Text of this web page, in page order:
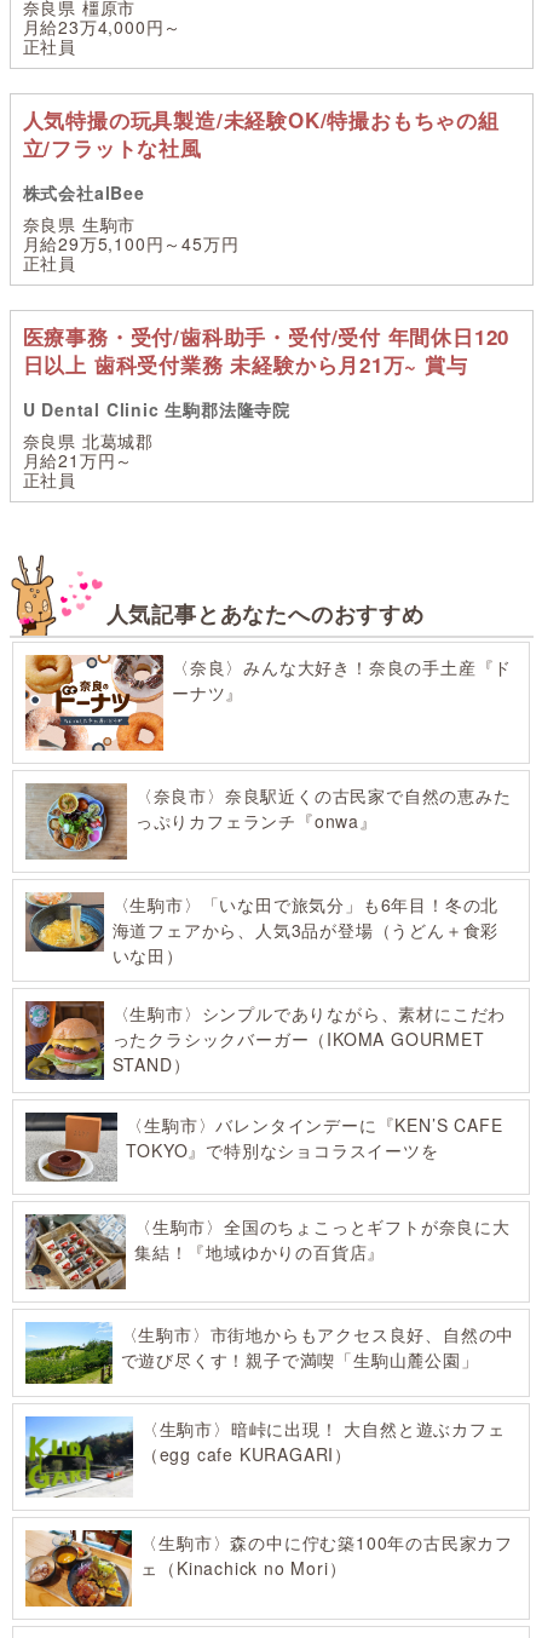
奈良県 橿原市
月給23万4,000円～
正社員
人気特撮の玩具製造/未経験OK/特撮おもちゃの組
立/フラットな社風
株式会社alBee
奈良県 生駒市
月給29万5,100円～45万円
正社員
医療事務・受付/歯科助手・受付/受付 年間休日120
日以上 歯科受付業務 未経験から月21万~ 賞与
U Dental Clinic 生駒郡法隆寺院
奈良県 北葛城郡
月給21万円～
正社員
人気記事とあなたへのおすすめ
〈奈良〉みんな大好き！奈良の手土産『ド
ーナツ』
〈奈良市〉奈良駅近くの古民家で自然の恵みた
っぷりカフェランチ『onwa』
〈生駒市〉「いな田で旅気分」も6年目！冬の北
海道フェアから、人気3品が登場（うどん＋食彩
いな田）
〈生駒市〉シンプルでありながら、素材にこだわ
ったクラシックバーガー（IKOMA GOURMET
STAND）
〈生駒市〉バレンタインデーに『KEN’S CAFE
TOKYO』で特別なショコラスイーツを
〈生駒市〉全国のちょこっとギフトが奈良に大
集結！『地域ゆかりの百貨店』
〈生駒市〉市街地からもアクセス良好、自然の中
で遊び尽くす！親子で満喫「生駒山麓公園」
〈生駒市〉暗峠に出現！ 大自然と遊ぶカフェ
（egg cafe KURAGARI）
〈生駒市〉森の中に佇む築100年の古民家カフ
ェ（Kinachick no Mori）